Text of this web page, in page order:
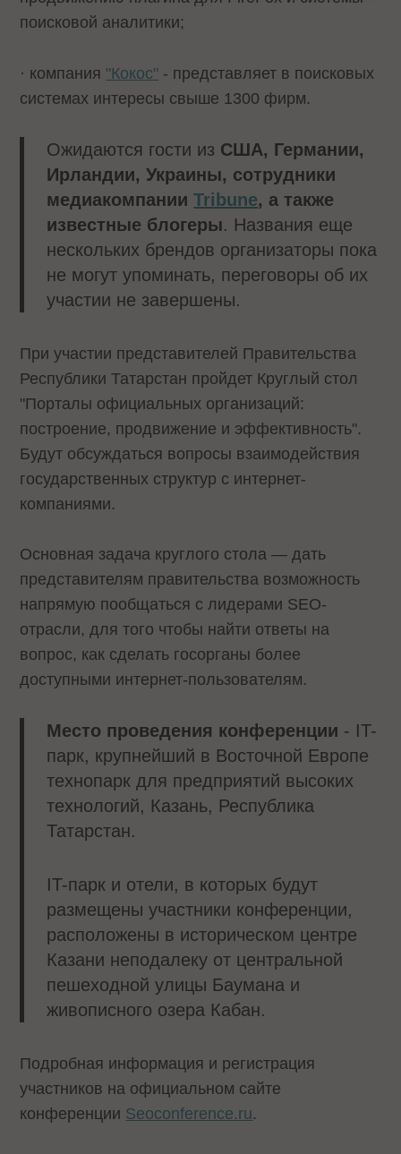
поисковой аналитики;
· компания "Кокос" - представляет в поисковых
системах интересы свыше 1300 фирм.
Ожидаются гости из США, Германии,
Ирландии, Украины, сотрудники
медиакомпанииTribune, а также
известные блогеры. Названия еще
нескольких брендов организаторы пока
не могут упоминать, переговоры об их
участии не завершены.
При участии представителей Правительства
Республики Татарстан пройдет Круглый стол
"Порталы официальных организаций:
построение, продвижение и эффективность".
Будут обсуждаться вопросы взаимодействия
государственных структур с интернет-
компаниями.
Основная задача круглого стола — дать
представителям правительства возможность
напрямую пообщаться с лидерами SEO-
отрасли, для того чтобы найти ответы на
вопрос, как сделать госорганы более
доступными интернет-пользователям.
Место проведения конференции - IT-
парк, крупнейший в Восточной Европе
технопарк для предприятий высоких
технологий, Казань, Республика
Татарстан.
IT-парк и отели, в которых будут
размещены участники конференции,
расположены в историческом центре
Казани неподалеку от центральной
пешеходной улицы Баумана и
живописного озера Кабан.
Подробная информация и регистрация
участников на официальном сайте
конференции Seoconference.ru.